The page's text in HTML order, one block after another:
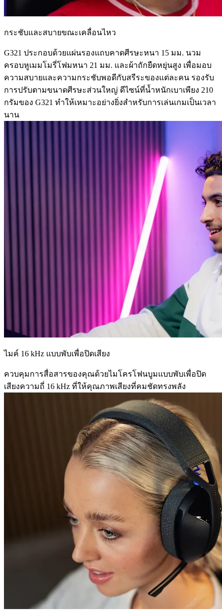
กระชับและสบายขณะเคลื่อนไหว
G321 ประกอบด้วยแผ่นรองแถบคาดศีรษะหนา 15 มม. นวม
ครอบหูเมมโมรี่โฟมหนา 21 มม. และผ้าถักยืดหยุ่นสูง เพื่อมอบ
ความสบายและความกระชับพอดีกับสรีระของแต่ละคน รองรับ
การปรับตามขนาดศีรษะส่วนใหญ่ ดีไซน์ที่น้ำหนักเบาเพียง 210
กรัมของ G321 ทำให้เหมาะอย่างยิ่งสำหรับการเล่นเกมเป็นเวลา
นาน
ไมค์ 16 kHz แบบพับเพื่อปิดเสียง
ควบคุมการสื่อสารของคุณด้วยไมโครโฟนบูมแบบพับเพื่อปิด
เสียงความถี่ 16 kHz ที่ให้คุณภาพเสียงที่คมชัดทรงพลัง